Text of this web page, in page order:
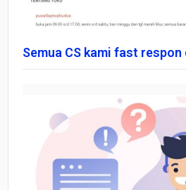
Semua CS kami fast respon